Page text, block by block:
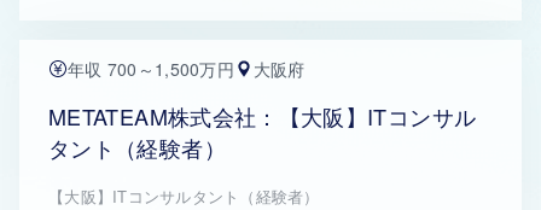
年収 700～1,500万円 大阪府
METATEAM株式会社：【大阪】ITコンサル
タント（経験者）
【大阪】ITコンサルタント（経験者）